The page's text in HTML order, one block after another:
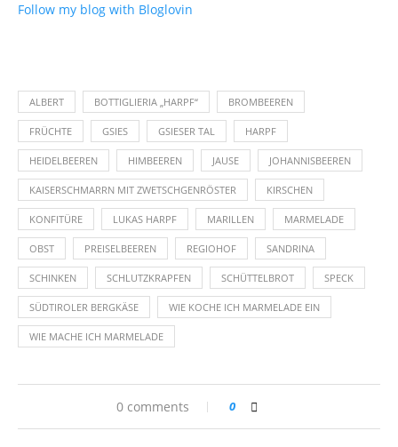
Follow my blog with Bloglovin
ALBERT BOTTIGLIERIA „HARPF“ BROMBEEREN
FRÜCHTE GSIES GSIESER TAL HARPF
HEIDELBEEREN HIMBEEREN JAUSE JOHANNISBEEREN
KAISERSCHMARRN MIT ZWETSCHGENRÖSTER KIRSCHEN
KONFITÜRE LUKAS HARPF MARILLEN MARMELADE
OBST PREISELBEEREN REGIOHOF SANDRINA
SCHINKEN SCHLUTZKRAPFEN SCHÜTTELBROT SPECK
SÜDTIROLER BERGKÄSE WIE KOCHE ICH MARMELADE EIN
WIE MACHE ICH MARMELADE
0 comments 0